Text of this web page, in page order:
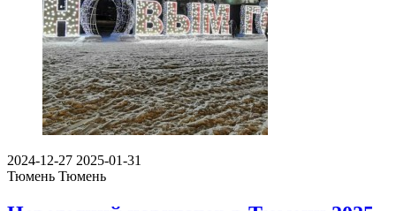
2024-12-27 2025-01-31
Тюмень Тюмень